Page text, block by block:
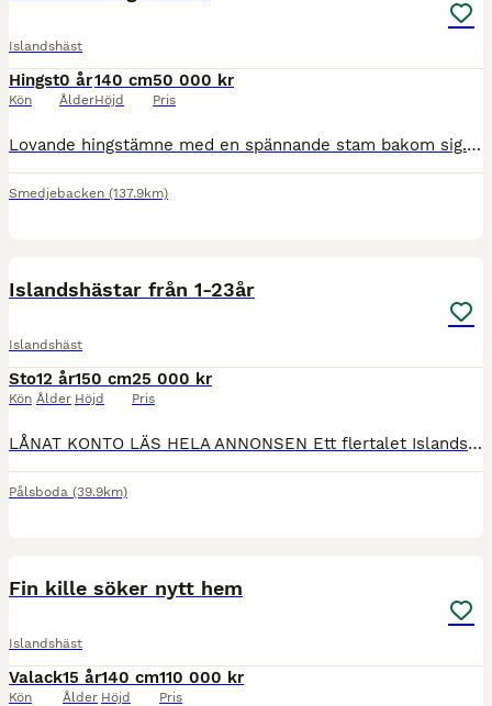
Islandshäst
Hingst
Kön
0 år
Ålder
140 cm
Höjd
50 000 kr
Pris
Lovande hingstämne med en spännande stam bakom sig. Fina proportioner, långbent och byggd i "uppförsbacke". Rör sig flott, visar fina gångarter där framförallt tölten och galoppen har utmärkt sig lite
Smedjebacken (137.9km)
Islandshästar från 1-23år
Islandshäst
Sto
Kön
12 år
Ålder
150 cm
Höjd
25 000 kr
Pris
LÅNAT KONTO LÄS HELA ANNONSEN Ett flertalet Islandshästar säljes. Priser från 25tusen och uppåt. RING eller smsa vid intresse pga lånat konto 0760181047 Mer info om varje häst finns på våran Faceboo
Pålsboda (39.9km)
Fin kille söker nytt hem
Islandshäst
Valack
Kön
15 år
Ålder
140 cm
Höjd
110 000 kr
Pris